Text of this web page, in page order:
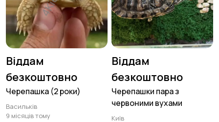
Віддам
безкоштовно
Черепашка (2 роки)
Васильків
9 місяців тому
Віддам
безкоштовно
Черепашки пара з
червоними вухами
Київ